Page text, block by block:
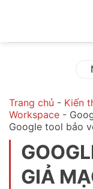
dung
Trang chủ - Kiến
Workspace -
Google tool bảo
GIẢ